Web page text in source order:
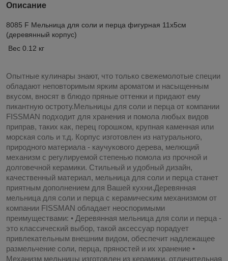
Описание
8085 F Мельница для соли и перца фигурная 11x5см
(деревянный корпус)
Вес 0.12 кг
Опытные кулинары знают, что только свежемолотые специи
обладают неповторимым ярким ароматом и насыщенным
вкусом, вносят в блюдо пряные оттенки и придают ему
пикантную остроту.Мельницы для соли и перца от компании
FISSMAN подходит для хранения и помола любых видов
приправ, таких как, перец горошком, крупная каменная или
морская соль и т.д. Корпус изготовлен из натурального,
природного материала - каучукового дерева, мелющий
механизм с регулируемой степенью помола из прочной и
долговечной керамики. Стильный и удобный дизайн,
качественный материал, мельница для соли и перца станет
приятным дополнением для Вашей кухни.Деревянная
мельница для соли и перца с керамическим механизмом от
компании FISSMAN обладает неоспоримыми
преимуществами: • Деревянная мельница для соли и перца -
это классический выбор, такой аксессуар порадует
привлекательным внешним видом, обеспечит надлежащее
размельчение соли, перца, пряностей и их хранение •
Механизм мельницы изготовлен из керамики, отличительная